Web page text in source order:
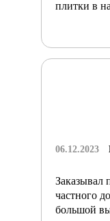
плитки в
06.12.2023
Заказывал
частного
большой